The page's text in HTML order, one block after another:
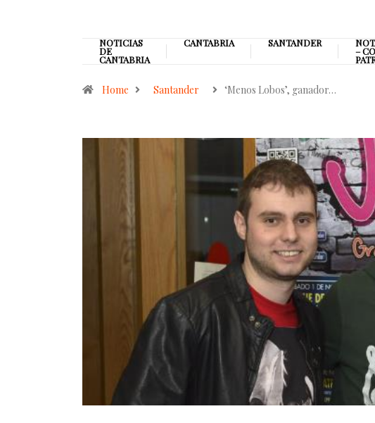
NOTICIAS
DE
CANTABRIA
CANTABRIA SANTANDER
–
Home Santander ‘Menos Lobos’, ganador…